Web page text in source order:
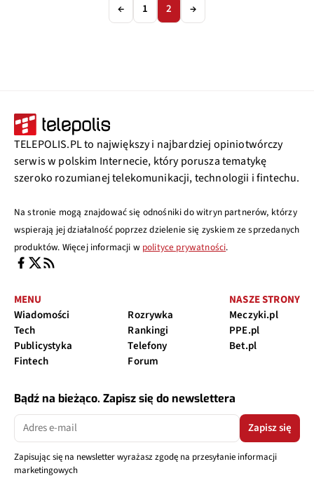
← 1 2 →
TELEPOLIS.PL to największy i najbardziej opiniotwórczy
serwis w polskim Internecie, który porusza tematykę
szeroko rozumianej telekomunikacji, technologii i fintechu.
Na stronie mogą znajdować się odnośniki do witryn partnerów, którzy
wspierają jej działalność poprzez dzielenie się zyskiem ze sprzedanych
produktów. Więcej informacji w polityce prywatności.
MENU
Wiadomości
Tech
Publicystyka
Fintech
Rozrywka
Rankingi
Telefony
Forum
NASZE STRONY
Meczyki.pl
PPE.pl
Bet.pl
Bądź na bieżąco. Zapisz się do newslettera
Zapisz się
Zapisując się na newsletter wyrażasz zgodę na przesyłanie informacji
marketingowych